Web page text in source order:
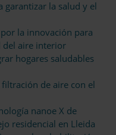
garantizar la salud y el
la innovación para
del aire interior
hogares saludables
de aire con el
nanoe X de
residencial en Lleida